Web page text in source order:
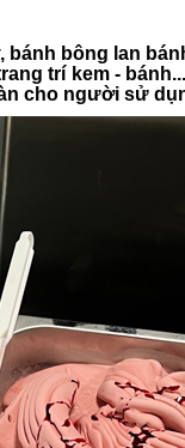
bông lan
trí kem -
cho người sử